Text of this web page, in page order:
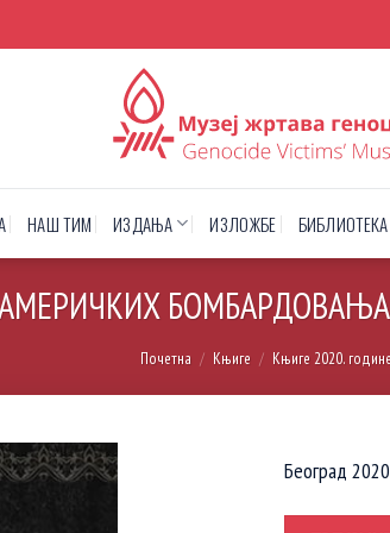
НАШ ТИМ ИЗДАЊА ИЗЛОЖБЕ БИБЛИОТЕКА
БОМБАРДОВАЊА
Почетна / Књиге / Књиге 2020.
Београд